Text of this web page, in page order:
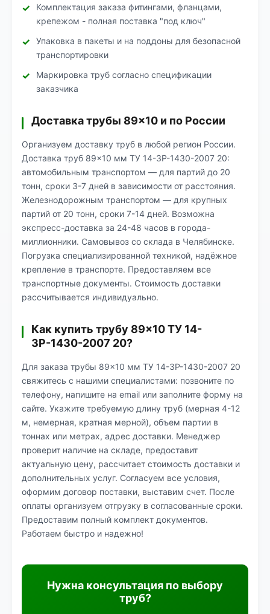
Комплектация заказа фитингами, фланцами,
крепежом - полная поставка "под ключ"
Упаковка в пакеты и на поддоны для безопасной
транспортировки
Маркировка труб согласно спецификации
заказчика
Доставка трубы 89×10 и по России
Организуем доставку труб в любой регион России.
Доставка труб 89×10 мм ТУ 14-3Р-1430-2007 20:
автомобильным транспортом — для партий до 20
тонн, сроки 3-7 дней в зависимости от расстояния.
Железнодорожным транспортом — для крупных
партий от 20 тонн, сроки 7-14 дней. Возможна
экспресс-доставка за 24-48 часов в города-
миллионники. Самовывоз со склада в Челябинске.
Погрузка специализированной техникой, надёжное
крепление в транспорте. Предоставляем все
транспортные документы. Стоимость доставки
рассчитывается индивидуально.
Как купить трубу 89×10 ТУ 14-
3Р-1430-2007 20?
Для заказа трубы 89×10 мм ТУ 14-3Р-1430-2007 20
свяжитесь с нашими специалистами: позвоните по
телефону, напишите на email или заполните форму на
сайте. Укажите требуемую длину труб (мерная 4-12
м, немерная, кратная мерной), объем партии в
тоннах или метрах, адрес доставки. Менеджер
проверит наличие на складе, предоставит
актуальную цену, рассчитает стоимость доставки и
дополнительных услуг. Согласуем все условия,
оформим договор поставки, выставим счет. После
оплаты организуем отгрузку в согласованные сроки.
Предоставим полный комплект документов.
Работаем быстро и надежно!
Нужна консультация по выбору
труб?